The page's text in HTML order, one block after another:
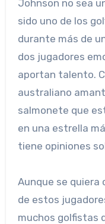
Johnson no sea
sido uno de los
durante más de
dos jugadores
aportan talento.
australiano
salmonete que
en una estrella
tiene opiniones
Aunque se quiera
de estos
muchos golfistas